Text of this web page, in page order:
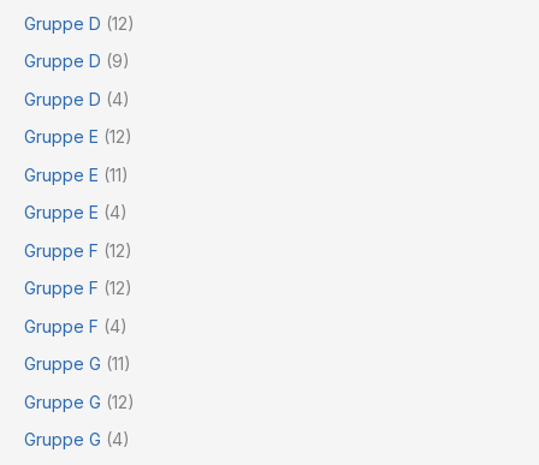
Gruppe D (12)
Gruppe D (9)
Gruppe D (4)
Gruppe E (12)
Gruppe E (11)
Gruppe E (4)
Gruppe F (12)
Gruppe F (12)
Gruppe F (4)
Gruppe G (11)
Gruppe G (12)
Gruppe G (4)